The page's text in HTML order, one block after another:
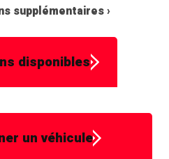
supplémentaires ›
disponibles
un véhicule